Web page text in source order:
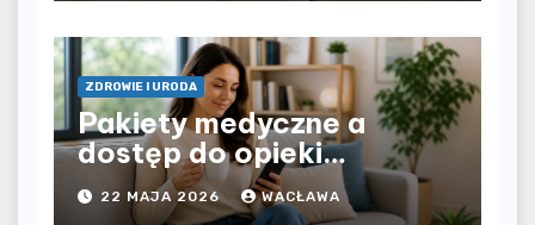
ZDROWIE I URODA
Pakiety medyczne a
dostęp do opieki
zdrowotnej bez
ograniczeń czasowych –
22 MAJA 2026 WACŁAWA